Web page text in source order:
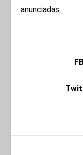
anunciadas.